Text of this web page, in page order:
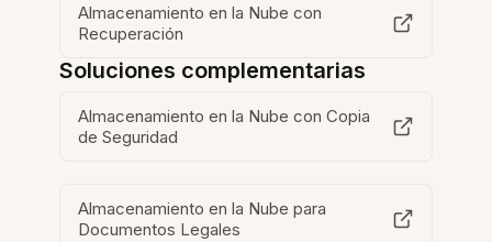
Almacenamiento en la Nube con
Recuperación
Soluciones complementarias
Almacenamiento en la Nube con Copia
de Seguridad
Almacenamiento en la Nube para
Documentos Legales